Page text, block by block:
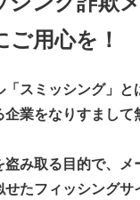
用心を！
スミッシング」
業をなりすまして
盗み取る目的で、メ
たフィッシングサ